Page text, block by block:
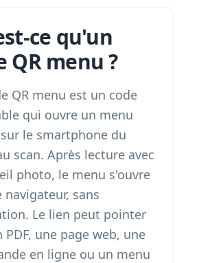
ce qu'un
QR menu ?
QR menu est un code
qui ouvre un menu
le smartphone du
scan. Après lecture avec
photo, le menu s'ouvre
navigateur, sans
Le lien peut pointer
PDF, une page web, une
en ligne ou un menu